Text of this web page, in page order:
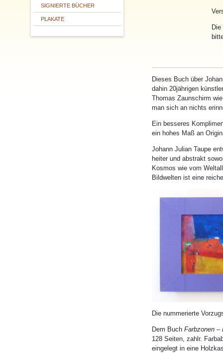
SIGNIERTE BÜCHER
PLAKATE
Dieses Buch über
dahin 20jährigen
Thomas Zaunschirm
man sich an nichts
Ein besseres
ein hohes Maß an
Johann Julian Taupe
heiter und abstrakt
Kosmos wie vom
Bildwelten ist eine
Die nummerierte
Dem Buch Farbzonen –
128 Seiten, zahlr.
eingelegt in eine